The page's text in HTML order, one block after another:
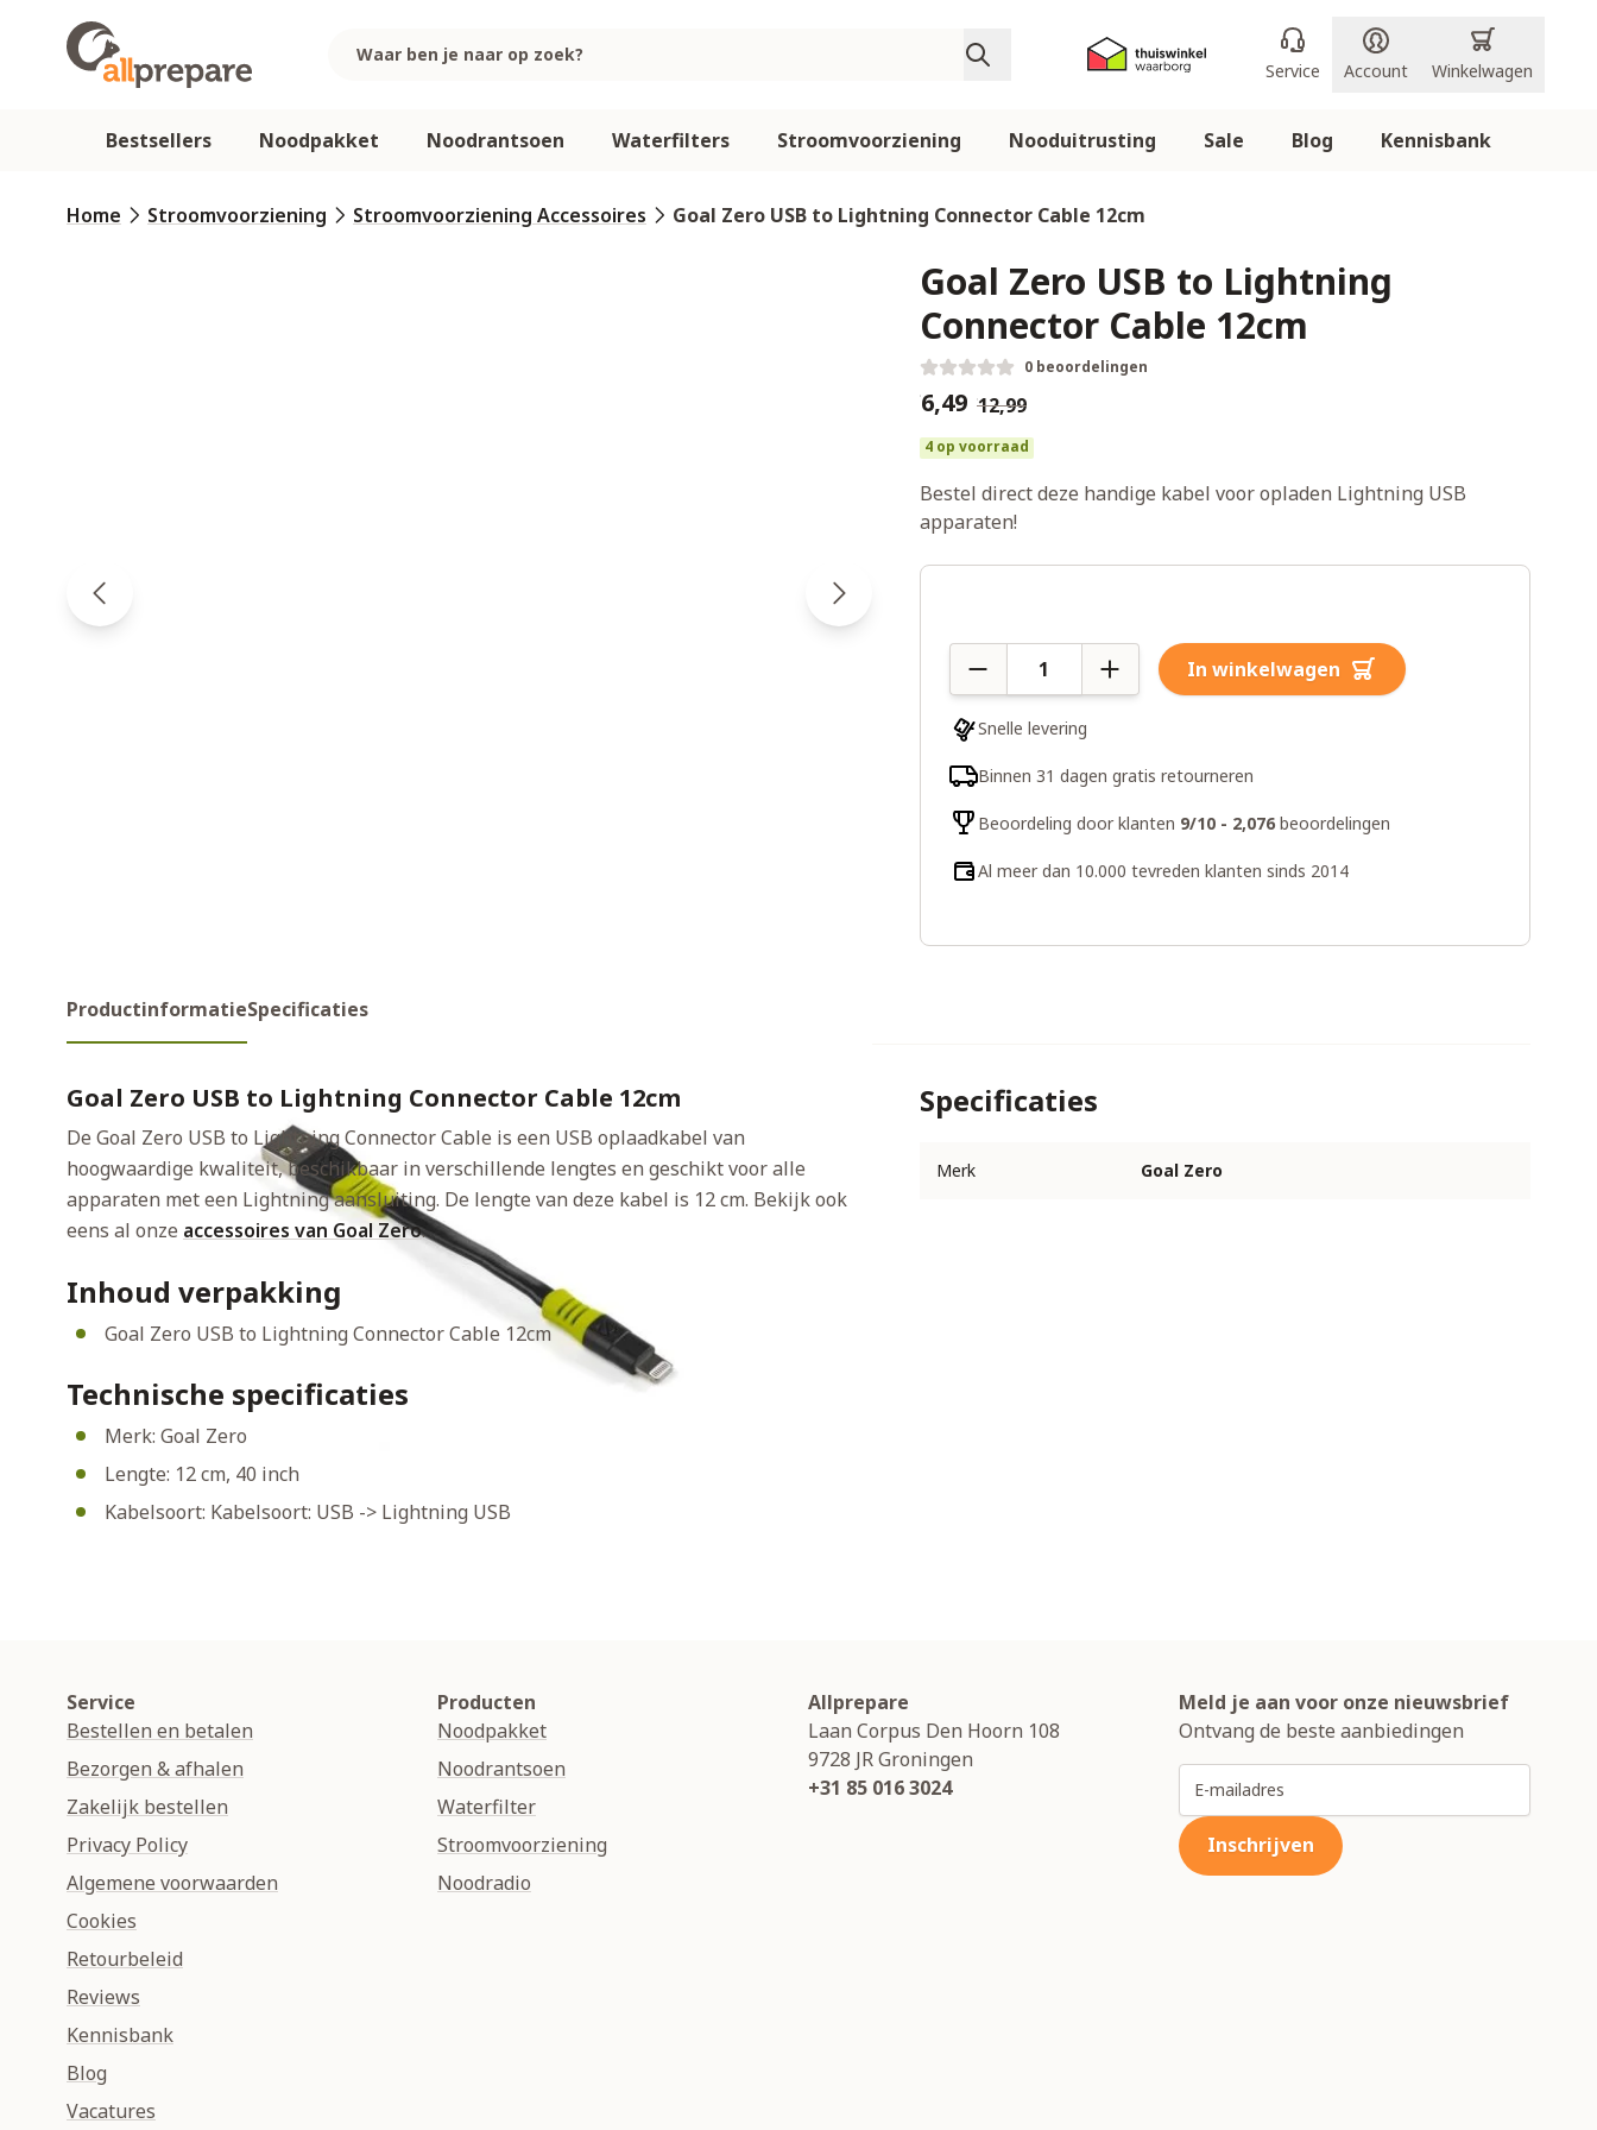
Bestsellers Noodpakket Noodrantsoen Waterfilters Stroomvoorziening Nooduitrusting Sale Blog Kennisbank
Service Account Winkelwagen
Home Stroomvoorziening Stroomvoorziening Accessoires Goal Zero USB to Lightning Connector Cable 12cm
Goal Zero USB to Lightning
Connector Cable 12cm
0 beoordelingen
€6,49€12,99
4 op voorraad
Bestel direct deze handige kabel voor opladen Lightning USB
apparaten!
In winkelwagen
Snelle levering
Binnen 31 dagen gratis retourneren
Beoordeling door klanten 9/10 - 2,076beoordelingen
Al meer dan 10.000 tevreden klanten sinds 2014
ProductinformatieSpecificaties
Goal Zero USB to Lightning Connector Cable 12cm
De Goal Zero USB to Lightning Connector Cable is een USB oplaadkabel van
hoogwaardige kwaliteit, beschikbaar in verschillende lengtes en geschikt voor alle
apparaten met een Lightning aansluiting. De lengte van deze kabel is 12 cm. Bekijk ook
eens al onze accessoires van Goal Zero.
Inhoud verpakking
Goal Zero USB to Lightning Connector Cable 12cm
Technische specificaties
Merk: Goal Zero
Lengte: 12 cm, 40 inch
Kabelsoort: Kabelsoort: USB -> Lightning USB
Specificaties
Merk Goal Zero
Service
Bestellen en betalen
Bezorgen & afhalen
Zakelijk bestellen
Privacy Policy
Algemene voorwaarden
Cookies
Retourbeleid
Reviews
Kennisbank
Blog
Vacatures
Producten
Noodpakket
Noodrantsoen
Waterfilter
Stroomvoorziening
Noodradio
Allprepare
Laan Corpus Den Hoorn 108
9728 JRGroningen
+31 85 016 3024
Meld je aan voor onze nieuwsbrief
Ontvang de beste aanbiedingen
E-mailadres
Inschrijven